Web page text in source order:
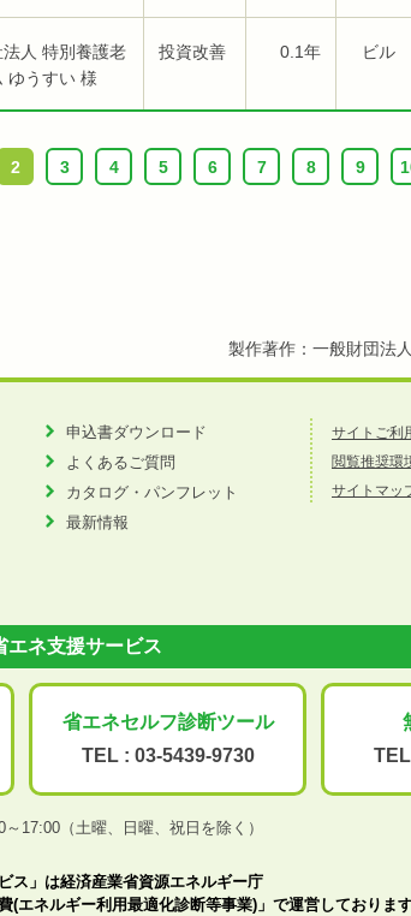
人 特別養護老
ゆうすい 様
投資改善 0.1年 ビル
2 3 4 5 6 7 8 9
製作著作：一般財団法
申込書ダウンロード
よくあるご質問
カタログ・パンフレット
最新情報
サイトご利
閲覧推奨環
サイトマッ
ネ支援サービス
省エネセルフ診断ツール
TEL : 03-5439-9730
～17:00（土曜、日曜、祝日を除く）
ス」は経済産業省資源エネルギー庁
(エネルギー利用最適化診断等事業)」で運営しております